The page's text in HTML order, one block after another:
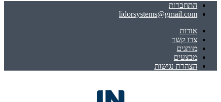
התחברות
lidorsystems@gmail.com
אודות
צרו קשר
מותגים
מבצעים
הצהרת נגישות